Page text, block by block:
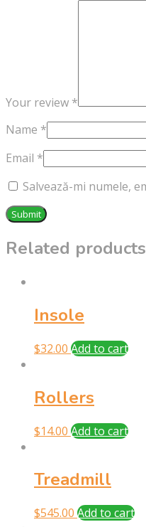
Your review *
Name *
Email *
Salvează-mi numele,
Related products
Insole
$32.00 Add to cart
Rollers
$14.00 Add to cart
Treadmill
$545.00 Add to cart